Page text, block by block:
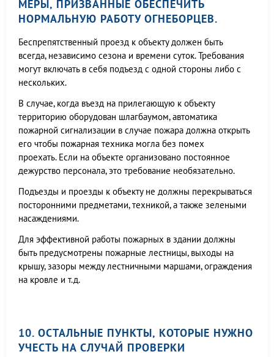
МЕРЫ, ПРИЗВАННЫЕ ОБЕСПЕЧИТЬ
НОРМАЛЬНУЮ РАБОТУ ОГНЕБОРЦЕВ.
Беспрепятственный проезд к объекту должен быть
всегда, независимо сезона и времени суток. Требования
могут включать в себя подъезд с одной стороны либо с
нескольких.
В случае, когда въезд на прилегающую к объекту
территорию оборудован шлагбаумом, автоматика
пожарной сигнализации в случае пожара должна открыть
его чтобы пожарная техника могла без помех
проехать. Если на объекте организовано постоянное
дежурство персонала, это требование необязательно.
Подъезды и проезды к объекту не должны перекрываться
посторонними предметами, техникой, а также зелеными
насаждениями.
Для эффективной работы пожарных в здании должны
быть предусмотрены пожарные лестницы, выходы на
крышу, зазоры между лестничными маршами, ограждения
на кровле и т.д.
10. ОСТАЛЬНЫЕ ПУНКТЫ, КОТОРЫЕ НУЖНО
УЧЕСТЬ НА СЛУЧАЙ ПРОВЕРКИ